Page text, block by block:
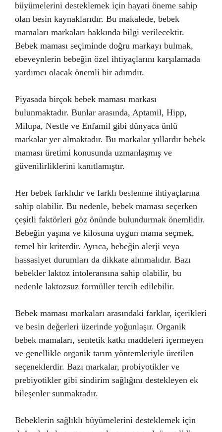
büyümelerini desteklemek için hayati öneme sahip
olan besin kaynaklarıdır. Bu makalede, bebek
mamaları markaları hakkında bilgi verilecektir.
Bebek maması seçiminde doğru markayı bulmak,
ebeveynlerin bebeğin özel ihtiyaçlarını karşılamada
yardımcı olacak önemli bir adımdır.
Piyasada birçok bebek maması markası
bulunmaktadır. Bunlar arasında, Aptamil, Hipp,
Milupa, Nestle ve Enfamil gibi dünyaca ünlü
markalar yer almaktadır. Bu markalar yıllardır bebek
maması üretimi konusunda uzmanlaşmış ve
güvenilirliklerini kanıtlamıştır.
Her bebek farklıdır ve farklı beslenme ihtiyaçlarına
sahip olabilir. Bu nedenle, bebek maması seçerken
çeşitli faktörleri göz önünde bulundurmak önemlidir.
Bebeğin yaşına ve kilosuna uygun mama seçmek,
temel bir kriterdir. Ayrıca, bebeğin alerji veya
hassasiyet durumları da dikkate alınmalıdır. Bazı
bebekler laktoz intoleransına sahip olabilir, bu
nedenle laktozsuz formüller tercih edilebilir.
Bebek maması markaları arasındaki farklar, içerikleri
ve besin değerleri üzerinde yoğunlaşır. Organik
bebek mamaları, sentetik katkı maddeleri içermeyen
ve genellikle organik tarım yöntemleriyle üretilen
seçeneklerdir. Bazı markalar, probiyotikler ve
prebiyotikler gibi sindirim sağlığını destekleyen ek
bileşenler sunmaktadır.
Bebeklerin sağlıklı büyümelerini desteklemek için